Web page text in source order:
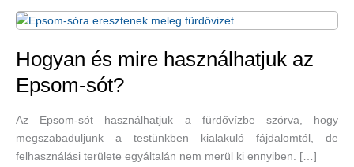
Hogyan és mire használhatjuk az
Epsom-sót?
Az Epsom-sót használhatjuk a fürdővízbe szórva, hogy
megszabaduljunk a testünkben kialakuló fájdalomtól, de
felhasználási területe egyáltalán nem merül ki ennyiben. […]